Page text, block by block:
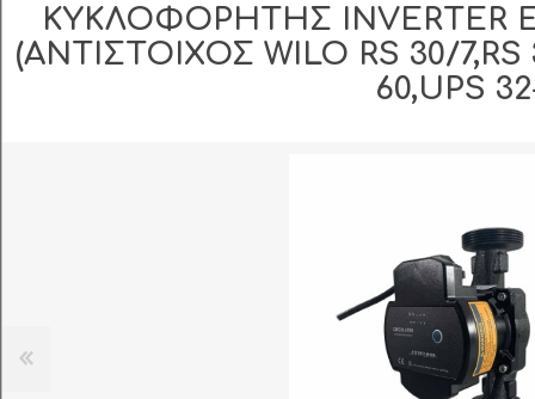
ΚΥΚΛΟΦΟΡΗΤΗΣ INVERTER
(ΑΝΤΙΣΤΟΙΧΟΣ WILO RS 30/
60,UPS